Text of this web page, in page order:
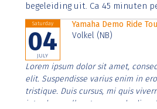
begeleiding uit. Ca 45 minuten
Saturday
04
JULY
Yamaha Demo Ride
Volkel (NB)
Lorem ipsum dolor sit amet,
elit. Suspendisse varius enim in
tristique. Duis cursus, mi quis
interdum nulla, ut commodo diam